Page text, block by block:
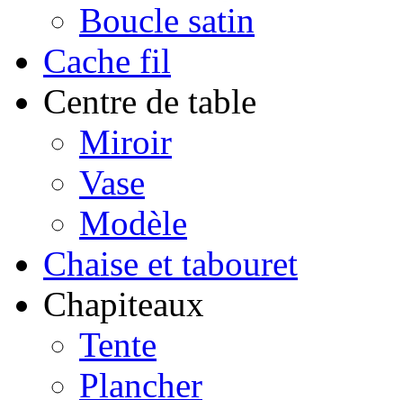
Boucle satin
Cache fil
Centre de table
Miroir
Vase
Modèle
Chaise et tabouret
Chapiteaux
Tente
Plancher